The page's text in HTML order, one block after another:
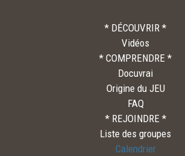
* DÉCOUVRIR *
Vidéos
* COMPRENDRE *
Docuvrai
Origine du JEU
FAQ
* REJOINDRE *
Liste des groupes
Calendrier